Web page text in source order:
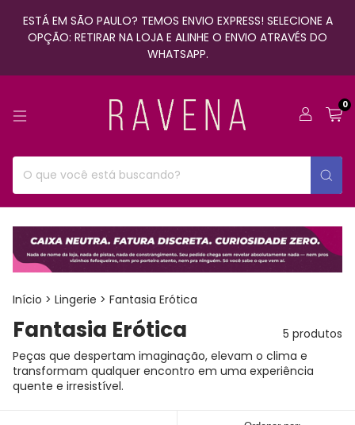
ESTÁ EM SÃO PAULO? TEMOS ENVIO EXPRESS! SELECIONE A
OPÇÃO: RETIRAR NA LOJA E ALINHE O ENVIO ATRAVÉS DO
WHATSAPP.
0
Início > Lingerie > Fantasia Erótica
Fantasia Erótica
5 produtos
Peças que despertam imaginação, elevam o clima e
transformam qualquer encontro em uma experiência
quente e irresistível.